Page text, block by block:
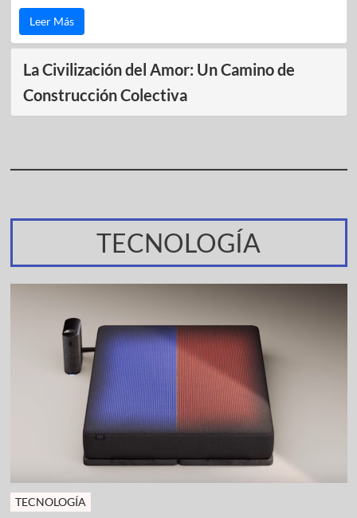
Leer Más
La Civilización del Amor: Un Camino de
Construcción Colectiva
TECNOLOGÍA
TECNOLOGÍA